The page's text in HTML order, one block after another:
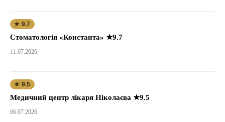
★ 9.7
Стоматологія «Константа» ★9.7
11.07.2026
★ 9.5
Медичний центр лікаря Ніколаєва ★9.5
06.07.2026